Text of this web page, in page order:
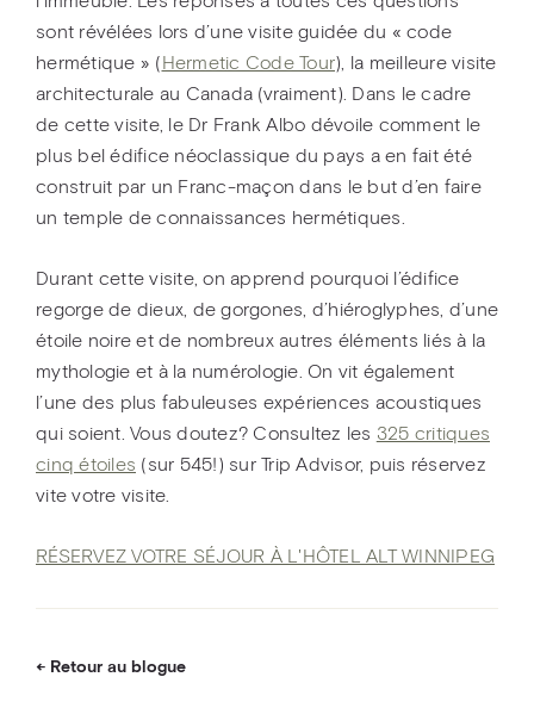
sont révélées lors d’une visite guidée du « code
hermétique » ( Hermetic Code Tour), la meilleure visite
architecturale au Canada (vraiment). Dans le cadre
de cette visite, le Dr Frank Albo dévoile comment le
plus bel édifice néoclassique du pays a en fait été
construit par un Franc-maçon dans le but d’en faire
un temple de connaissances hermétiques.
Durant cette visite, on apprend pourquoi l’édifice
regorge de dieux, de gorgones, d’hiéroglyphes, d’une
étoile noire et de nombreux autres éléments liés à la
mythologie et à la numérologie. On vit également
l’une des plus fabuleuses expériences acoustiques
qui soient. Vous doutez? Consultez les 325 critiques
cinq étoiles (sur 545!) sur Trip Advisor, puis réservez
vite votre visite.
RÉSERVEZ VOTRE SÉJOUR À L'HÔTEL ALT WINNIPEG
Retour au blogue